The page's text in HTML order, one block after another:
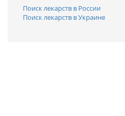
Поиск лекарств в России
Поиск лекарств в Украине